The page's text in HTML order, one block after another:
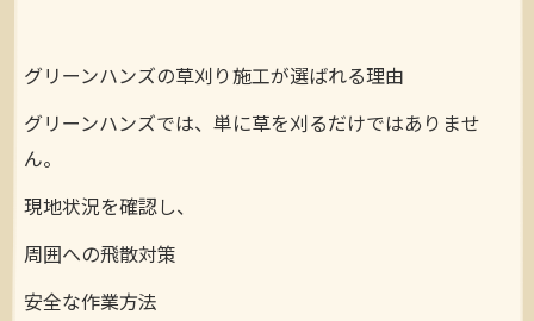
グリーンハンズの草刈り施工が選ばれる理由
グリーンハンズでは、単に草を刈るだけではありませ
ん。
現地状況を確認し、
周囲への飛散対策
安全な作業方法